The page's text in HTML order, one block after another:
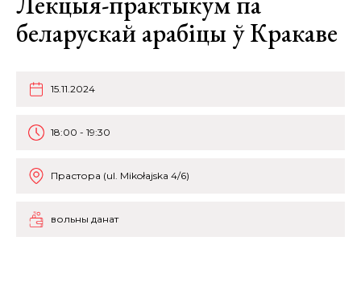
беларускай арабіцы ў Кракаве
15.11.2024
18:00 - 19:30
Прастора (ul. Mikołajska 4/6)
вольны данат